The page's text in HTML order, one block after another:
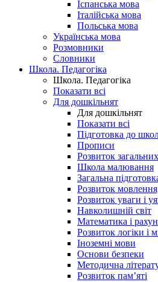
Іспанська мова
Італійська мова
Польська мова
Українська мова
Розмовники
Словники
Школа. Педагогіка
Школа. Педагогіка
Показати всі
Для дошкільнят
Для дошкільнят
Показати всі
Підготовка до
Прописи
Розвиток
Школа малювання
Загальна
Розвиток
Розвиток уваги і
Навколишній світ
Математика і
Розвиток логіки і
Іноземні мови
Основи безпеки
Методична
Розвиток пам’яті